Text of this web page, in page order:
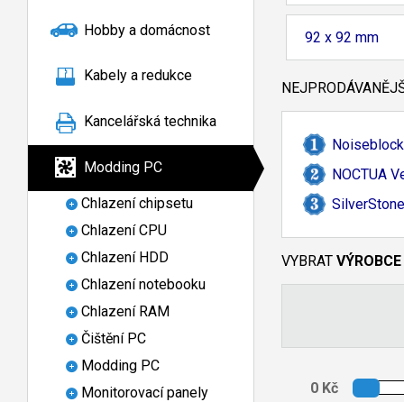
Hobby a domácnost
Kabely a redukce
Kancelářská technika
Modding PC
Chlazení chipsetu
Chlazení CPU
Chlazení HDD
Chlazení notebooku
Chlazení RAM
Čištění PC
Modding PC
Monitorovací panely
92 x 92 mm
NOCTUA
VYBRAT VÝROBCE